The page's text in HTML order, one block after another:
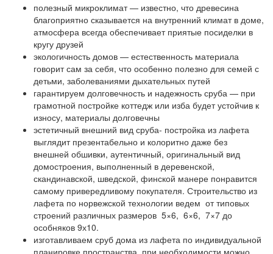
полезный микроклимат — известно, что древесина
благоприятно сказывается на внутренний климат в доме,
атмосфера всегда обеспечивает приятые посиделки в
кругу друзей
экологичность домов — естественность материала
говорит сам за себя, что особенно полезно для семей с
детьми, заболеваниями дыхательных путей
гарантируем долговечность и надежность сруба — при
грамотной постройке коттедж или изба будет устойчив к
износу, материалы долговечны
эстетичный внешний вид сруба- постройка из лафета
выглядит презентабельно и колоритно даже без
внешней обшивки, аутентичный, оригинальный вид
домостроения, выполненный в деревенской,
скандинавской, шведской, финской манере понравится
самому привередливому покупателя. Строительство из
лафета по норвежской технологии ведем от типовых
строений различных размеров 5×6, 6×6, 7×7 до
особняков 9х10.
изготавливаем сруб дома из лафета по индивидуальной
планировке пространства, при необходимости можно